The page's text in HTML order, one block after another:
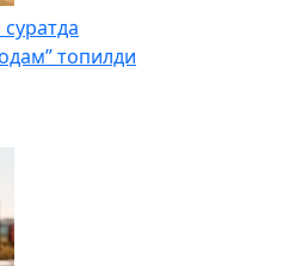
топилди